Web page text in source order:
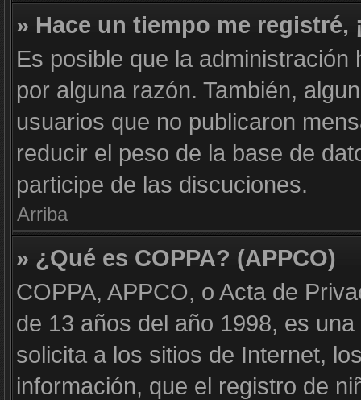
» Hace un tiempo me
Es posible que la
por alguna razón. También,
usuarios que no publicaron
reducir el peso de la base de
participe de las discuciones.
Arriba
» ¿Qué es COPPA? (APPCO)
COPPA, APPCO, o Acta de
de 13 años del año 1998, es
solicita a los sitios de Internet,
información, que el registro de